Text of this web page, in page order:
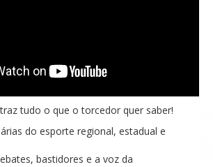
tudo o que o torcedor quer saber!
do esporte regional, estadual e
bastidores e a voz da